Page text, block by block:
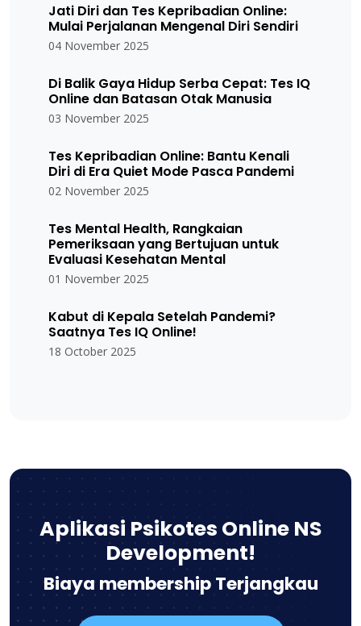
Jati Diri dan Tes Kepribadian Online:
Mulai Perjalanan Mengenal Diri Sendiri
04 November 2025
Di Balik Gaya Hidup Serba Cepat: Tes IQ
Online dan Batasan Otak Manusia
03 November 2025
Tes Kepribadian Online: Bantu Kenali
Diri di Era Quiet Mode Pasca Pandemi
02 November 2025
Tes Mental Health, Rangkaian
Pemeriksaan yang Bertujuan untuk
Evaluasi Kesehatan Mental
01 November 2025
Kabut di Kepala Setelah Pandemi?
Saatnya Tes IQ Online!
18 October 2025
Aplikasi Psikotes Online NS
Development!
Biaya membership Terjangkau